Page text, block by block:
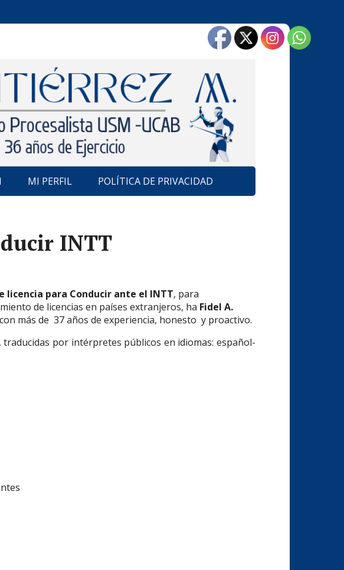
MI PERFIL POLÍTICA DE PRIVACIDAD
INTT
licencia para Conducir ante el INTT, para
de licencias en países extranjeros, ha Fidel A.
más de 37 años de experiencia, honesto y proactivo.
por intérpretes públicos en idiomas: español-